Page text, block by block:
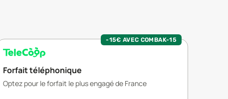
-15€ AVEC COMBAK-15
Forfait téléphonique
Optez pour le forfait le plus engagé de France